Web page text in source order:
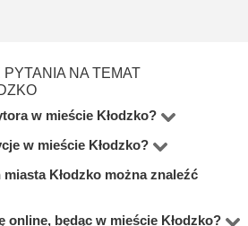
NA TEMAT
w mieście Kłodzko?
1 korepetytorów, którzy uczą
Aby znaleźć najlepszego
warto zwrócić uwagę na stawkę
opinii, dzielnicę, w której
w mieście Kłodzko?
zaczynają się od 100 zł i
za godzinę — w zależności od
Kłodzko można znaleźć
się u korepetytora, u siebie w
online, będąc w mieście Kłodzko?